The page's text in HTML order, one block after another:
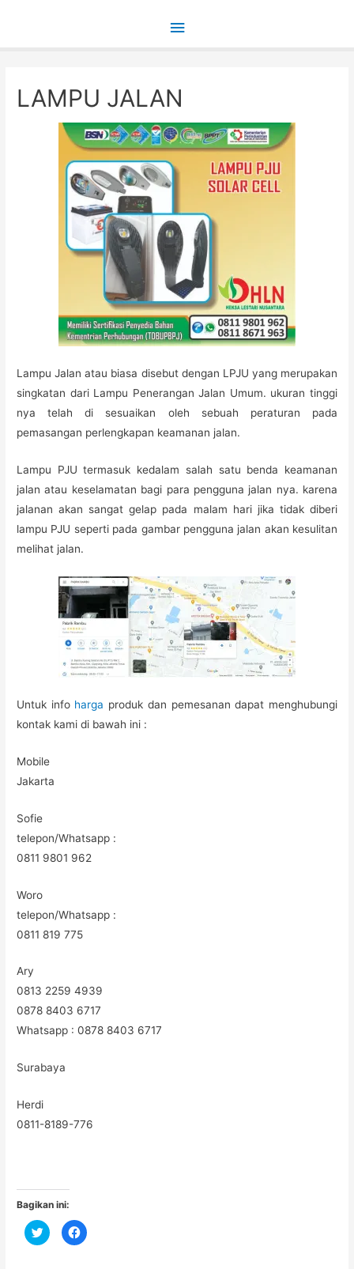
Main
LAMPU JALAN
Lampu Jalan atau biasa disebut dengan LPJU yang merupakan
singkatan dari Lampu Penerangan Jalan Umum. ukuran tinggi
nya telah di sesuaikan oleh sebuah peraturan pada
pemasangan perlengkapan keamanan jalan.
Lampu PJU termasuk kedalam salah satu benda keamanan
jalan atau keselamatan bagi para pengguna jalan nya. karena
jalanan akan sangat gelap pada malam hari jika tidak diberi
lampu PJU seperti pada gambar pengguna jalan akan kesulitan
melihat jalan.
Untuk info harga produk dan pemesanan dapat menghubungi
kontak kami di bawah ini :
Mobile
Jakarta
Sofie
telepon/Whatsapp :
0811 9801 962
Woro
telepon/Whatsapp :
0811 819 775
Ary
0813 2259 4939
0878 8403 6717
Whatsapp : 0878 8403 6717
Surabaya
Herdi
0811-8189-776
Bagikan ini:
C
l
C
l